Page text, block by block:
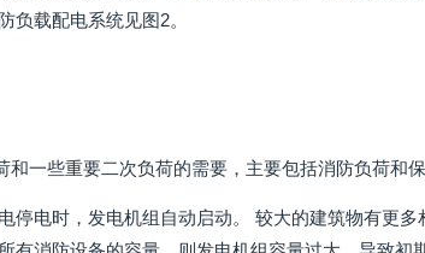
负载配电系统见图2。
一些重要二次负荷的需要，主要包括消防负荷和保
停电时，发电机组自动启动。 较大的建筑物有更